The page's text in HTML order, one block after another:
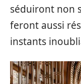
séduiront non
feront aussi
instants